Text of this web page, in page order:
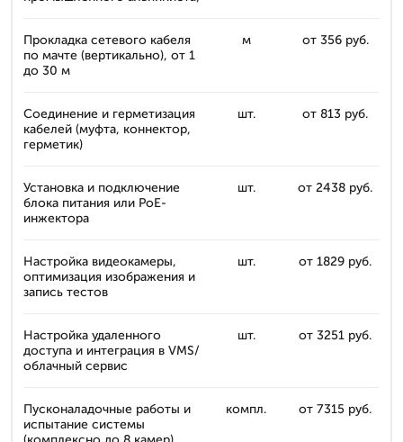
Прокладка сетевого кабеля
по мачте (вертикально), от 1
до 30 м
м от 356 руб.
Соединение и герметизация
кабелей (муфта, коннектор,
герметик)
шт. от 813 руб.
Установка и подключение
блока питания или PoE-
инжектора
шт. от 2438 руб.
Настройка видеокамеры,
оптимизация изображения и
запись тестов
шт. от 1829 руб.
Настройка удаленного
доступа и интеграция в VMS/
облачный сервис
шт. от 3251 руб.
Пусконаладочные работы и
испытание системы
компл. от 7315 руб.